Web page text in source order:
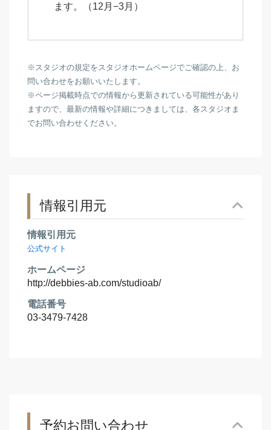
ます。（12月−3月）
す。8日前の19：00までにご連絡くださ
い。ご連絡のない場合はKeepを無効にさ
せていただきます。
確定しない予約時間のキャンセル料は、
9：00-17：00までの料金とさせていただ
※スタジオの規定をスタジオホームページでご確認の上、お
問い合わせをお願いいたします。
※ページ掲載時点での情報から更新されている可能性があり
ますので、最新の情報や詳細につきましては、各スタジオま
でお問い合わせください。
情報引用元
情報引用元
公式サイト
ホームページ
http://debbies-ab.com/studioab/
電話番号
03-3479-7428
予約お問い合わせ